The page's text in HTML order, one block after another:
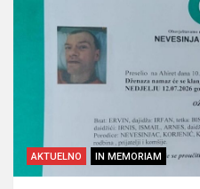
AKTUELNO IN MEMORIAM